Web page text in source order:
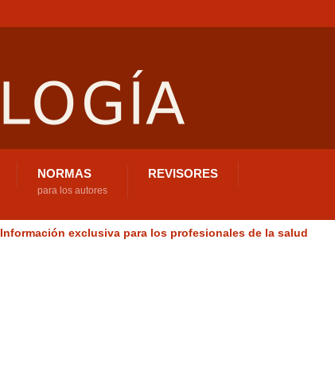
NORMAS
para los autores
REVISORES
Información exclusiva para los profesionales de la salud